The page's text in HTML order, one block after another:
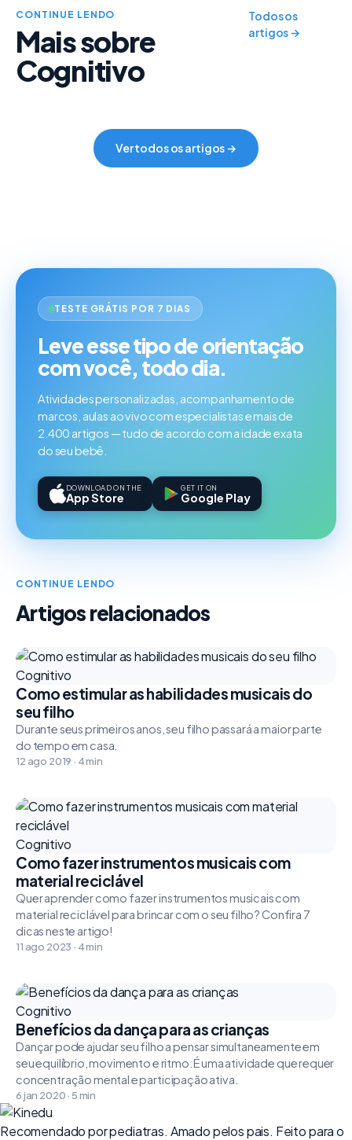
CONTINUE LENDO
Mais sobre
Cognitivo
Todos os
artigos →
Ver todos os artigos →
TESTE GRÁTIS POR 7 DIAS
Leve esse tipo de orientação
com você, todo dia.
Atividades personalizadas, acompanhamento de
marcos, aulas ao vivo com especialistas e mais de
2.400 artigos — tudo de acordo com a idade exata
do seu bebê.
DOWNLOAD ON THE
App Store
GET IT ON
Google Play
CONTINUE LENDO
Artigos relacionados
Cognitivo
Como estimular as habilidades musicais do
seu filho
Durante seus primeiros anos, seu filho passará a maior parte
do tempo em casa.
12 ago 2019 · 4 min
Cognitivo
Como fazer instrumentos musicais com
material reciclável
Quer aprender como fazer instrumentos musicais com
material reciclável para brincar com o seu filho? Confira 7
dicas neste artigo!
11 ago 2023 · 4 min
Cognitivo
Benefícios da dança para as crianças
Dançar pode ajudar seu filho a pensar simultaneamente em
seu equilíbrio, movimento e ritmo. É uma atividade que requer
concentração mental e participação ativa.
6 jan 2020 · 5 min
Recomendado por pediatras. Amado pelos pais. Feito para o